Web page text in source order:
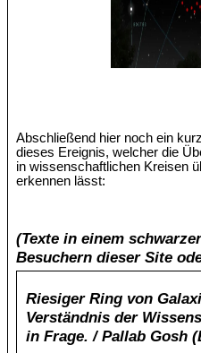
Abschließend hier noch ein
dieses Ereignis, welcher die
in wissenschaftlichen Kreisen
erkennen lässt:
(Texte in einem
Besuchern dieser Site
Riesiger Ring von
Verständnis der
in Frage. / Pallab Gosh